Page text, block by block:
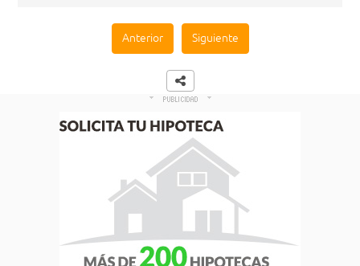
Anterior Siguiente